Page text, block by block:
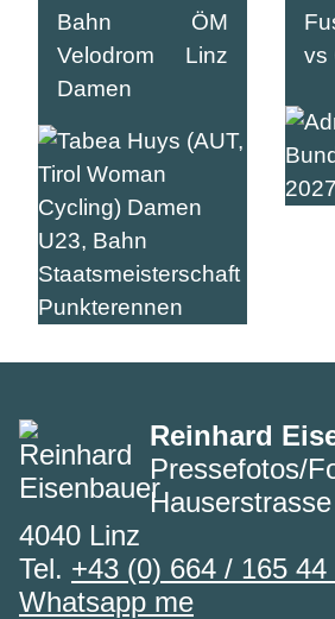
Bahn ÖM
Velodrom Linz
Damen
vs
Reinhard
Pressefotos/
4040 Linz
Tel. +43 (0) 664 / 165 44
Whatsapp me